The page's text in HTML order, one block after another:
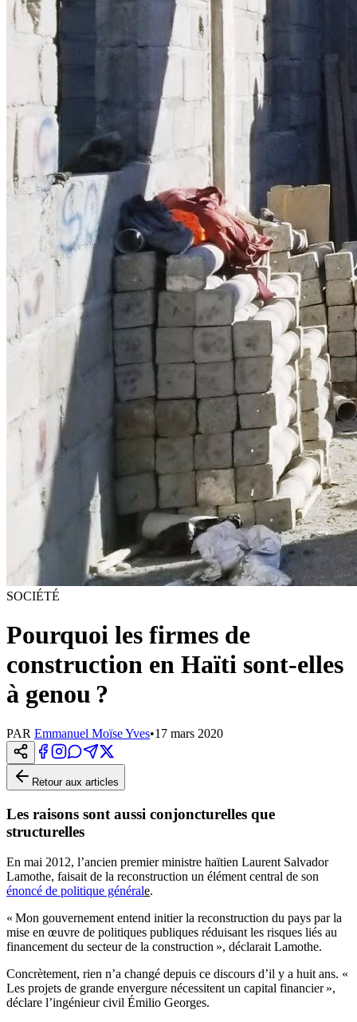
SOCIÉTÉ
Pourquoi les firmes de
construction en Haïti sont-elles
à genou ?
PAR Emmanuel Moïse Yves•17 mars 2020
Retour aux articles
Les raisons sont aussi conjoncturelles que
structurelles
En mai 2012, l’ancien premier ministre haïtien Laurent Salvador
Lamothe, faisait de la reconstruction un élément central de son
énoncé de politique générale.
« Mon gouvernement entend initier la reconstruction du pays par la
mise en œuvre de politiques publiques réduisant les risques liés au
financement du secteur de la construction », déclarait Lamothe.
Concrètement, rien n’a changé depuis ce discours d’il y a huit ans. «
Les projets de grande envergure nécessitent un capital financier »,
déclare l’ingénieur civil Émilio Georges.